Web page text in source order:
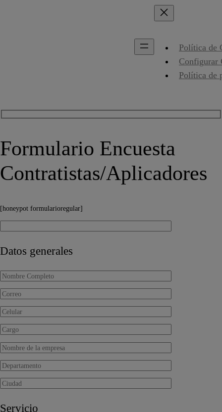
Política de
Configurar
Política de
Formulario Encuesta
Contratistas/Aplicadores
[honeypot formularioregular]
Datos generales
Servicio